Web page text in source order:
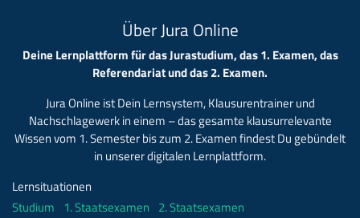
Über Jura Online
Deine Lernplattform für das Jurastudium, das 1. Examen, das
Referendariat und das 2. Examen.
Jura Online ist Dein Lernsystem, Klausurentrainer und
Nachschlagewerk in einem – das gesamte klausurrelevante
Wissen vom 1. Semester bis zum 2. Examen findest Du gebündelt
in unserer digitalen Lernplattform.
Lernsituationen
Studium 1. Staatsexamen 2. Staatsexamen